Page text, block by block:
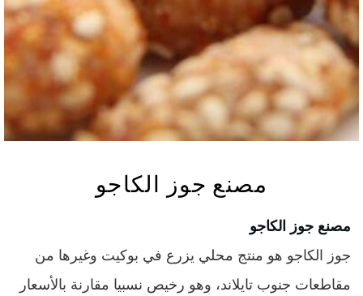
مصنع جوز الكاجو
مصنع جوز الكاجو
جوز الكاجو هو منتج محلي يزرع في بوكيت وغيرها من
مقاطعات جنوب تايلاند، وهو رخيص نسبيا مقارنة بالأسعار